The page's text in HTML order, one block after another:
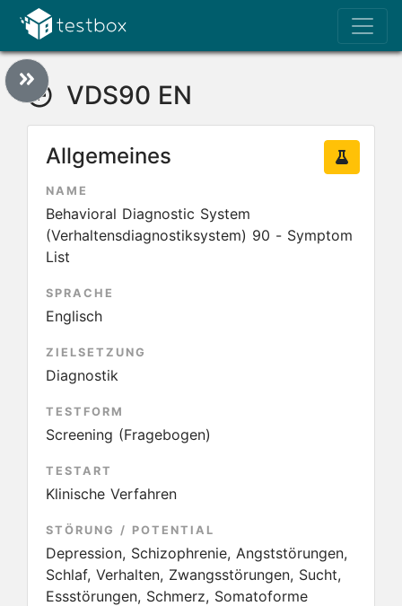
VDS90 EN
Allgemeines
NAME
Behavioral Diagnostic System
(Verhaltensdiagnostiksystem) 90 - Symptom
List
SPRACHE
Englisch
ZIELSETZUNG
Diagnostik
TESTFORM
Screening (Fragebogen)
TESTART
Klinische Verfahren
STÖRUNG / POTENTIAL
Depression, Schizophrenie, Angststörungen,
Schlaf, Verhalten, Zwangsstörungen, Sucht,
Essstörungen, Schmerz, Somatoforme